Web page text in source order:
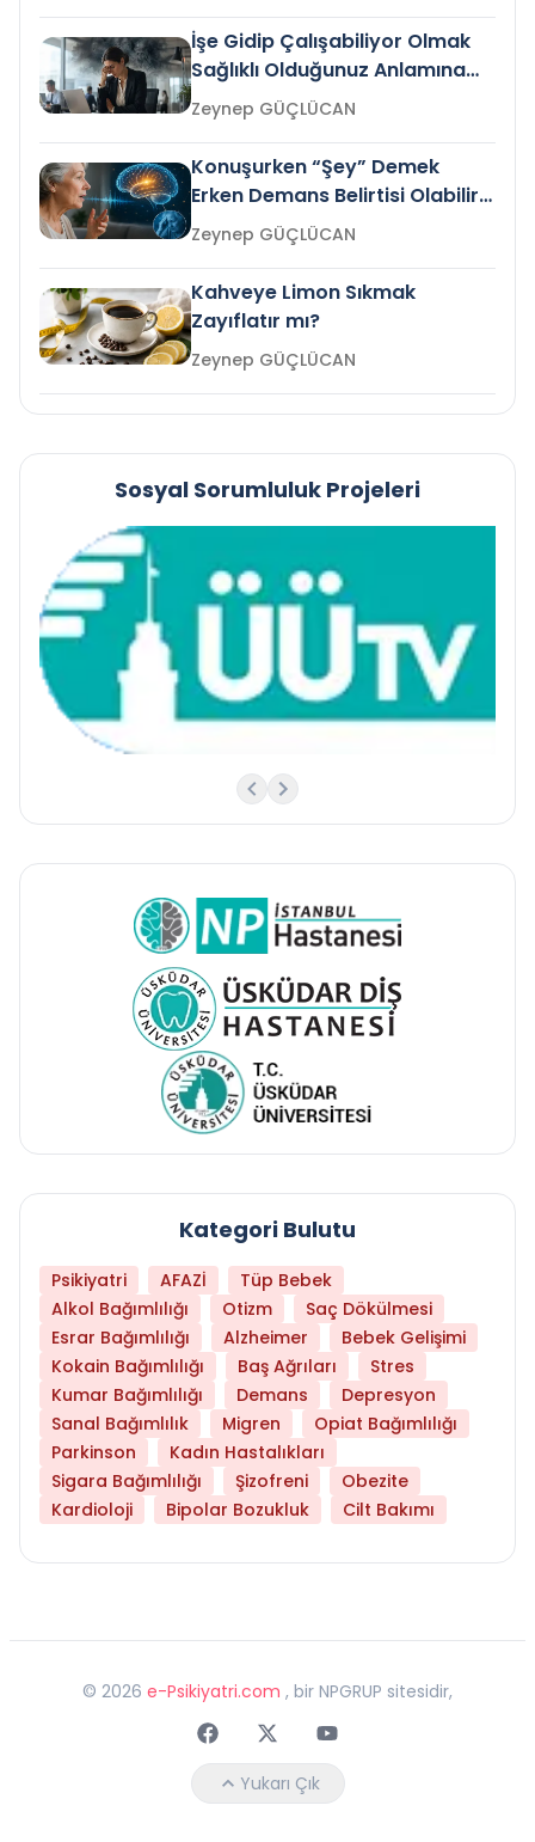
İşe Gidip Çalışabiliyor Olmak
Sağlıklı Olduğunuz Anlamına
Gelir mi?Zeynep GÜÇLÜCAN
Konuşurken “Şey” Demek
Erken Demans Belirtisi Olabilir
mi?
Zeynep GÜÇLÜCAN
Kahveye Limon Sıkmak
Zayıflatır mı?
Zeynep GÜÇLÜCAN
Sosyal Sorumluluk Projeleri
Kategori Bulutu
Psikiyatri AFAZİ
Tüp Bebek
Alkol Bağımlılığı
Otizm
Saç Dökülmesi
Esrar Bağımlılığı
Alzheimer
Bebek Gelişimi
Kokain Bağımlılığı
Baş Ağrıları
Stres
Kumar Bağımlılığı
Demans
Depresyon
Sanal Bağımlılık
Migren
Opiat Bağımlılığı
Parkinson
Kadın Hastalıkları
Sigara Bağımlılığı
Şizofreni
Obezite
Kardioloji
Bipolar Bozukluk Cilt Bakımı
© 2026 e-Psikiyatri.com , bir NPGRUP sitesidir,
FaceebokTwitterYoutube
Yukarı Çık